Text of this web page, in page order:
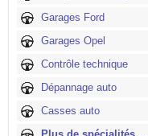
Garages Ford
Garages Opel
Contrôle technique
Dépannage auto
Casses auto